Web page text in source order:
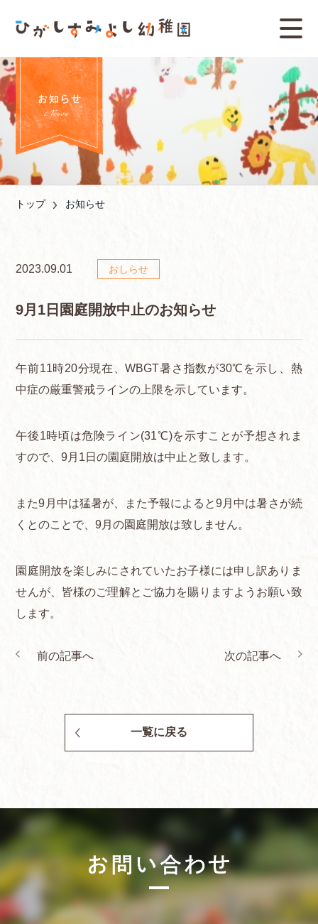
トップ お知らせ
2023.09.01 おしらせ
9月1日園庭開放中止のお知らせ
午前11時20分現在、WBGT暑さ指数が30℃を示し、熱
中症の厳重警戒ラインの上限を示しています。
午後1時頃は危険ライン(31℃)を示すことが予想されま
すので、9月1日の園庭開放は中止と致します。
また9月中は猛暑が、また予報によると9月中は暑さが続
くとのことで、9月の園庭開放は致しません。
園庭開放を楽しみにされていたお子様には申し訳ありま
せんが、皆様のご理解とご協力を賜りますようお願い致
します。
前の記事へ 次の記事へ
一覧に戻る